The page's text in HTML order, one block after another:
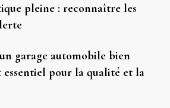
pleine : reconnaître les
garage automobile bien
essentiel pour la qualité et la